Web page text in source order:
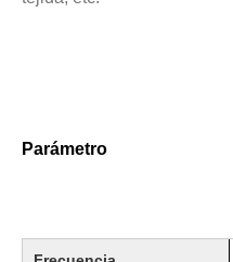
Parámetro